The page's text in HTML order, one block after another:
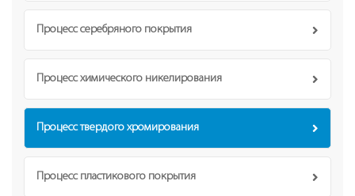
Процесс серебряного покрытия
Процесс химического никелирования
Процесс твердого хромирования
Процесс пластикового покрытия